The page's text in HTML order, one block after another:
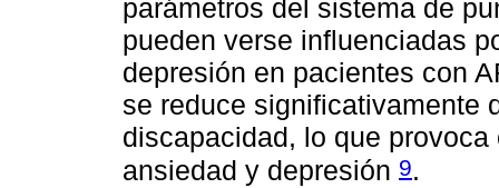
parámetros del sistema de
pueden verse influenciadas
depresión en pacientes con
se reduce significativamente
discapacidad, lo que
ansiedad y depresión 9.